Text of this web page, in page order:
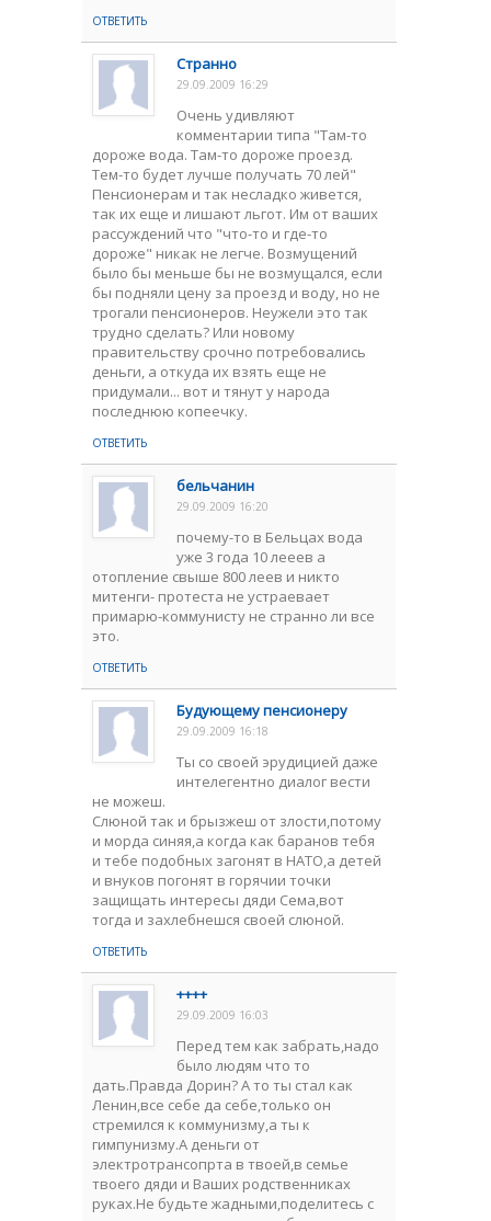
ОТВЕТИТЬ
Странно
29.09.2009 16:29
Очень удивляют
комментарии типа "Там-то
дороже вода. Там-то дороже проезд.
Тем-то будет лучше получать 70 лей"
Пенсионерам и так несладко живется,
так их еще и лишают льгот. Им от ваших
рассуждений что "что-то и где-то
дороже" никак не легче. Возмущений
было бы меньше бы не возмущался, если
бы подняли цену за проезд и воду, но не
трогали пенсионеров. Неужели это так
трудно сделать? Или новому
правительству срочно потребовались
деньги, а откуда их взять еще не
придумали... вот и тянут у народа
последнюю копеечку.
ОТВЕТИТЬ
бельчанин
29.09.2009 16:20
почему-то в Бельцах вода
уже 3 года 10 лееев а
отопление свыше 800 леев и никто
митенги- протеста не устраевает
примарю-коммунисту не странно ли все
это.
ОТВЕТИТЬ
Будующему пенсионеру
29.09.2009 16:18
Ты со своей эрудицией даже
интелегентно диалог вести
не можеш.
Слюной так и брызжеш от злости,потому
и морда синяя,а когда как баранов тебя
и тебе подобных загонят в НАТО,а детей
и внуков погонят в горячии точки
защищать интересы дяди Сема,вот
тогда и захлебнешся своей слюной.
ОТВЕТИТЬ
++++
29.09.2009 16:03
Перед тем как забрать,надо
было людям что то
дать.Правда Дорин? А то ты стал как
Ленин,все себе да себе,только он
стремился к коммунизму,а ты к
гимпунизму.А деньги от
электротрансопрта в твоей,в семье
твоего дяди и Ваших родственниках
руках.Не будьте жадными,поделитесь с